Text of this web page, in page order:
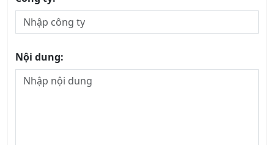
Nội dung: